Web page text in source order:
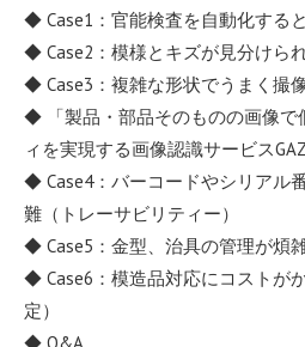
◆ Case1：官能検査を自動化する
◆ Case2：模様とキズが見分けら
◆ Case3：複雑な形状でうまく撮
◆ 「製品・部品そのものの画像で
ィを実現する画像認識サービス
◆ Case4：バーコードやシリアル
難（トレーサビリティー）
◆ Case5：金型、治具の管理が煩
◆ Case6：模造品対応にコストが
定）